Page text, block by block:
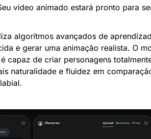
vídeo animado estará pronto para
algoritmos avançados de
e gerar uma animação realista. O
capaz de criar personagens
naturalidade e fluidez em